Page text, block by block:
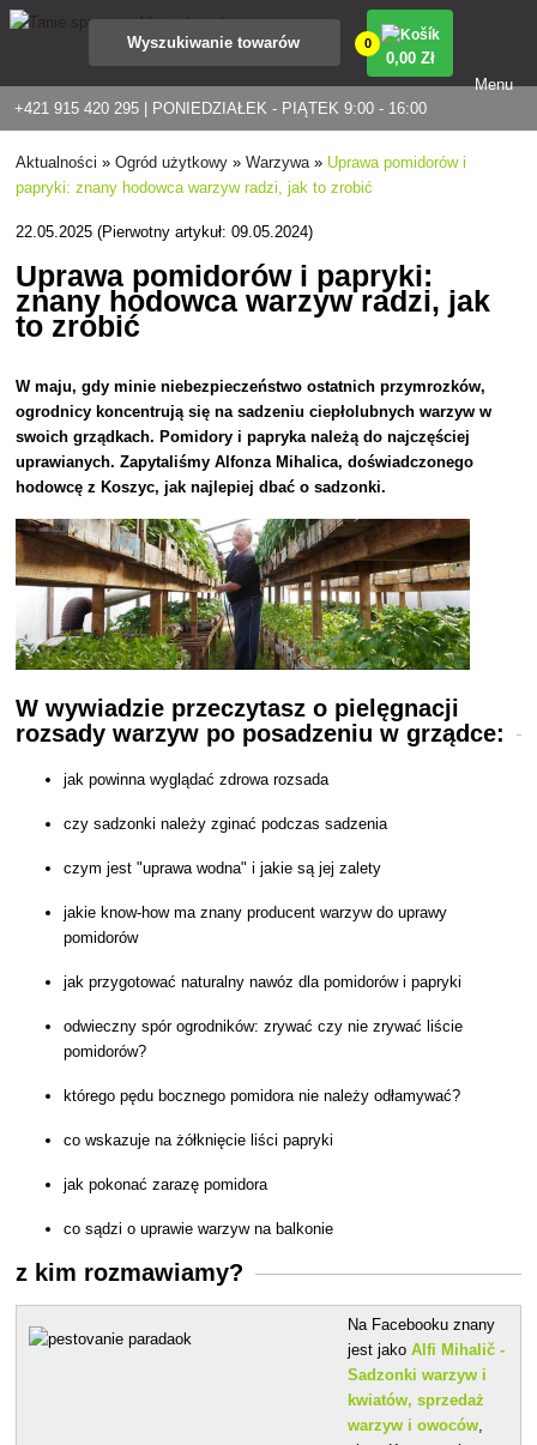
+421 915 420 295 | PONIEDZIAŁEK - PIĄTEK 9:00 - 16:00
0
0,00 Zł
Menu
Aktualności »Ogród użytkowy »Warzywa» Uprawa pomidorów i
papryki: znany hodowca warzyw radzi, jak to zrobić
22.05.2025 (Pierwotny artykuł: 09.05.2024)
Uprawa pomidorów i papryki:
znany hodowca warzyw radzi, jak
to zrobić
W maju, gdy minie niebezpieczeństwo ostatnich przymrozków,
ogrodnicy koncentrują się na sadzeniu ciepłolubnych warzyw w
swoich grządkach. Pomidory i papryka należą do najczęściej
uprawianych. Zapytaliśmy Alfonza Mihalica, doświadczonego
hodowcę z Koszyc, jak najlepiej dbać o sadzonki.
W wywiadzie przeczytasz o pielęgnacji
rozsady warzyw po posadzeniu w grządce:
jak powinna wyglądać zdrowa rozsada
czy sadzonki należy zginać podczas sadzenia
czym jest "uprawa wodna" i jakie są jej zalety
jakie know-how ma znany producent warzyw do uprawy
pomidorów
jak przygotować naturalny nawóz dla pomidorów i papryki
odwieczny spór ogrodników: zrywać czy nie zrywać liście
pomidorów?
którego pędu bocznego pomidora nie należy odłamywać?
co wskazuje na żółknięcie liści papryki
jak pokonać zarazę pomidora
co sądzi o uprawie warzyw na balkonie
z kim rozmawiamy?
Na Facebooku znany
jest jakoAlfi Mihalič -
Sadzonki warzyw i
kwiatów, sprzedaż
warzyw i owoców,